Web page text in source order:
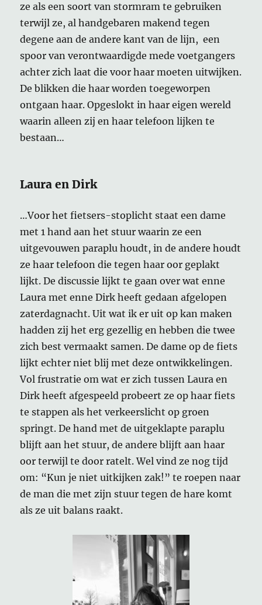
ze als een soort van stormram te gebruiken
terwijl ze, al handgebaren makend tegen
degene aan de andere kant van de lijn, een
spoor van verontwaardigde mede voetgangers
achter zich laat die voor haar moeten uitwijken.
De blikken die haar worden toegeworpen
ontgaan haar. Opgeslokt in haar eigen wereld
waarin alleen zij en haar telefoon lijken te
bestaan…
Laura en Dirk
…Voor het fietsers-stoplicht staat een dame
met 1 hand aan het stuur waarin ze een
uitgevouwen paraplu houdt, in de andere houdt
ze haar telefoon die tegen haar oor geplakt
lijkt. De discussie lijkt te gaan over wat enne
Laura met enne Dirk heeft gedaan afgelopen
zaterdagnacht. Uit wat ik er uit op kan maken
hadden zij het erg gezellig en hebben die twee
zich best vermaakt samen. De dame op de fiets
lijkt echter niet blij met deze ontwikkelingen.
Vol frustratie om wat er zich tussen Laura en
Dirk heeft afgespeeld probeert ze op haar fiets
te stappen als het verkeerslicht op groen
springt. De hand met de uitgeklapte paraplu
blijft aan het stuur, de andere blijft aan haar
oor terwijl te door ratelt. Wel vind ze nog tijd
om: “Kun je niet uitkijken zak!” te roepen naar
de man die met zijn stuur tegen de hare komt
als ze uit balans raakt.